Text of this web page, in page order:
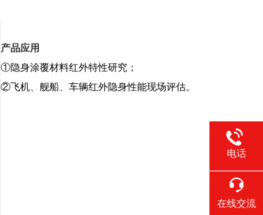
产品应用
①隐身涂覆材料红外特性研究；
②飞机、舰船、车辆红外隐身性能现场评估。
电话
在线交流